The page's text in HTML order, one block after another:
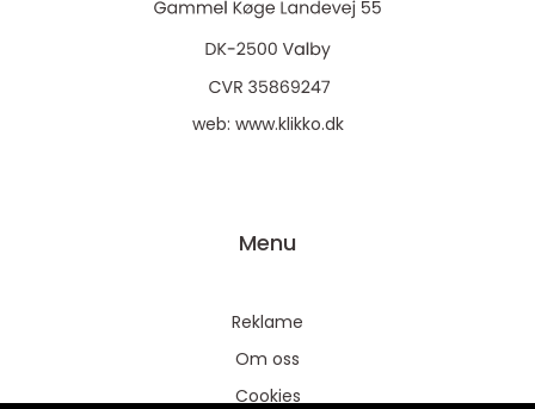
web: www.klikko.dk
Menu
Reklame
Om oss
Cookies